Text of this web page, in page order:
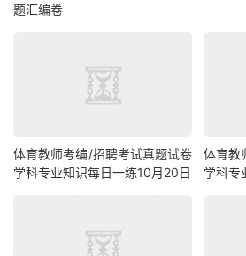
题汇编卷
体育教师考编/招聘考试真题试卷
学科专业知识每日一练10月20日
体育教
学科专